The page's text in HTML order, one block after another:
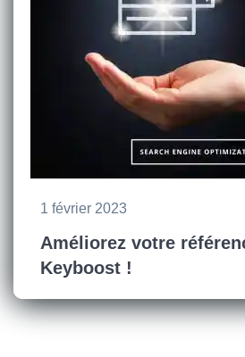
1 février 2023
Améliorez votre
Keyboost !